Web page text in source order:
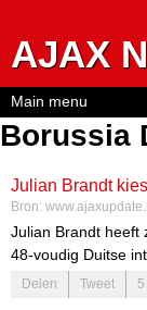
AJAX
Borussia
Julian Brandt
Bron:
Julian Brandt heeft
48-voudig Duitse
avontuur in
carrière, maar ook
Delen Tweet
Main menu